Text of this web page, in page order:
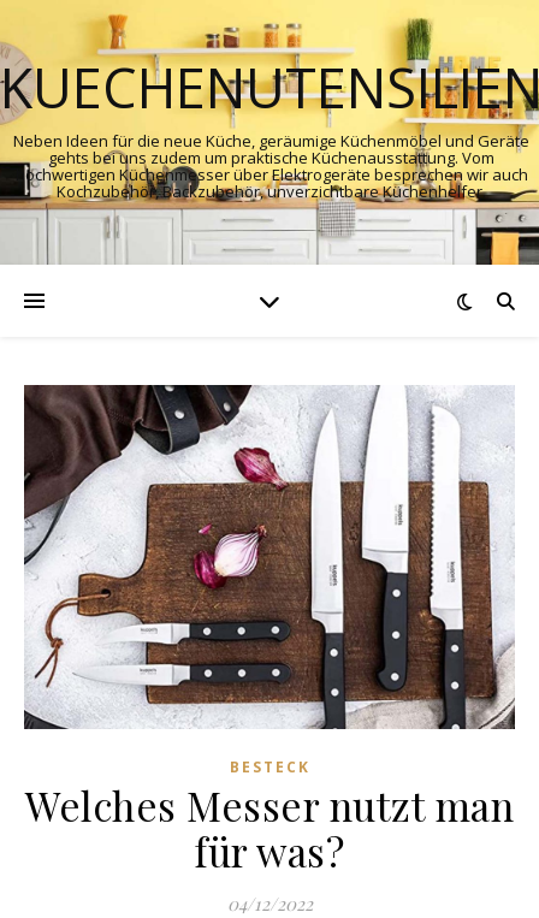
Neben Ideen für die neue Küche, geräumige Küchenmöbel und Geräte
gehts bei uns zudem um praktische Küchenausstattung. Vom
hochwertigen Küchenmesser über Elektrogeräte besprechen wir auch
Kochzubehör, Backzubehör, unverzichtbare Küchenhelfer.
BESTECK
Welches Messer nutzt man
für was?
04/12/2022